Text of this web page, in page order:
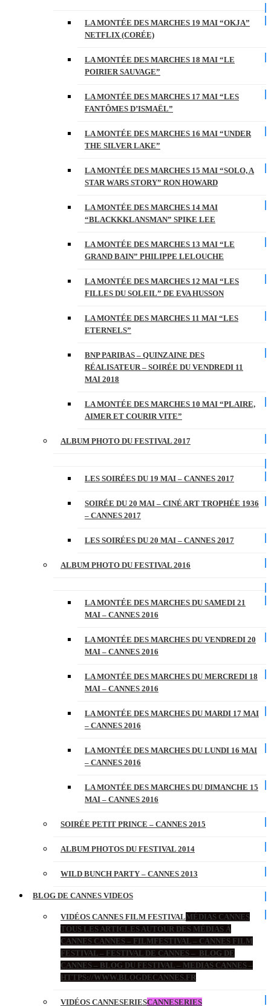
LA MONTÉE DES MARCHES 19 MAI “OKJA”
NETFLIX (CORÉE)
LA MONTÉE DES MARCHES 18 MAI “LE
POIRIER SAUVAGE”
LA MONTÉE DES MARCHES 17 MAI “LES
FANTÔMES D’ISMAËL”
LA MONTÉE DES MARCHES 16 MAI “UNDER
THE SILVER LAKE”
LA MONTÉE DES MARCHES 15 MAI “SOLO, A
STAR WARS STORY” RON HOWARD
LA MONTÉE DES MARCHES 14 MAI
“BLACKKKLANSMAN” SPIKE LEE
LA MONTÉE DES MARCHES 13 MAI “LE
GRAND BAIN” PHILIPPE LELOUCHE
LA MONTÉE DES MARCHES 12 MAI “LES
FILLES DU SOLEIL” DE EVA HUSSON
LA MONTÉE DES MARCHES 11 MAI “LES
ETERNELS”
BNP PARIBAS – QUINZAINE DES
RÉALISATEUR – SOIRÉE DU VENDREDI 11
MAI 2018
LA MONTÉE DES MARCHES 10 MAI “PLAIRE,
AIMER ET COURIR VITE”
ALBUM PHOTO DU FESTIVAL 2017
LES SOIRÉES DU 19 MAI – CANNES 2017
SOIRÉE DU 20 MAI – CINÉ ART TROPHÉE 1936
– CANNES 2017
LES SOIRÉES DU 20 MAI – CANNES 2017
ALBUM PHOTO DU FESTIVAL 2016
LA MONTÉE DES MARCHES DU SAMEDI 21
MAI – CANNES 2016
LA MONTÉE DES MARCHES DU VENDREDI 20
MAI – CANNES 2016
LA MONTÉE DES MARCHES DU MERCREDI 18
MAI – CANNES 2016
LA MONTÉE DES MARCHES DU MARDI 17 MAI
– CANNES 2016
LA MONTÉE DES MARCHES DU LUNDI 16 MAI
– CANNES 2016
LA MONTÉE DES MARCHES DU DIMANCHE 15
MAI – CANNES 2016
SOIRÉE PETIT PRINCE – CANNES 2015
ALBUM PHOTOS DU FESTIVAL 2014
WILD BUNCH PARTY – CANNES 2013
BLOG DE CANNES VIDEOS
VIDÉOS CANNES FILM FESTIVALMÉDIAS CANNES
TOUS LES ARTICLES AUTOUR DES MÉDIAS À
CANNES CANNES – FILMFESTIVAL – CANNES FILM
FESTIVAL – FESTIVAL DE CANNES – BLOG DE
CANNES – BLOG DU FESTIVAL – MEDIAS CANNES –
HTTPS://WWW.BLOGDECANNES.FR
VIDÉOS CANNESERIESCANNESERIES